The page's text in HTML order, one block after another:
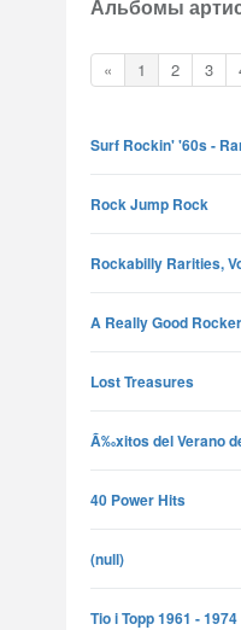
Альбомы
« 1 2 3
Surf Rockin' '60s -
Rock Jump Rock
Rockabilly Rarities,
A Really Good Rocker
Lost Treasures
Ã‰xitos del Verano
40 Power Hits
(null)
Tio i Topp 1961 - 1974